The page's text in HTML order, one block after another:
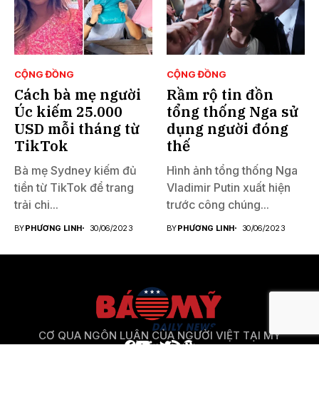
CỘNG ĐỒNG
Cách bà mẹ người
Úc kiếm 25.000
USD mỗi tháng từ
TikTok
Bà mẹ Sydney kiếm đủ
tiền từ TikTok để trang
trải chi...
BYPHƯƠNG LINH 30/06/2023
CỘNG ĐỒNG
Rầm rộ tin đồn
tổng thống Nga sử
dụng người đóng
thế
Hình ảnh tổng thống Nga
Vladimir Putin xuất hiện
trước công chúng...
BYPHƯƠNG LINH 30/06/2023
CƠ QUA NGÔN LUẬN CỦA NGƯỜI VIỆT TẠI MỸ